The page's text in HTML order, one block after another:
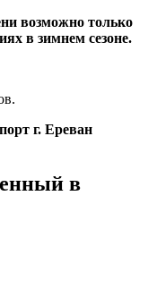
возможно только
в зимнем сезоне.
г. Ереван
в